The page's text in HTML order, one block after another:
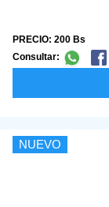
PRECIO: 200 Bs
Consultar:
NUEVO